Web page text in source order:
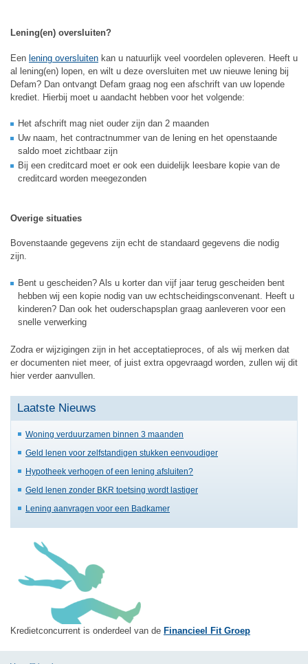
Lening(en) oversluiten?
Een lening oversluiten kan u natuurlijk veel voordelen opleveren. Heeft u
al lening(en) lopen, en wilt u deze oversluiten met uw nieuwe lening bij
Defam? Dan ontvangt Defam graag nog een afschrift van uw lopende
krediet. Hierbij moet u aandacht hebben voor het volgende:
Het afschrift mag niet ouder zijn dan 2 maanden
Uw naam, het contractnummer van de lening en het openstaande
saldo moet zichtbaar zijn
Bij een creditcard moet er ook een duidelijk leesbare kopie van de
creditcard worden meegezonden
Overige situaties
Bovenstaande gegevens zijn echt de standaard gegevens die nodig
zijn.
Bent u gescheiden? Als u korter dan vijf jaar terug gescheiden bent
hebben wij een kopie nodig van uw echtscheidingsconvenant. Heeft u
kinderen? Dan ook het ouderschapsplan graag aanleveren voor een
snelle verwerking
Zodra er wijzigingen zijn in het acceptatieproces, of als wij merken dat
er documenten niet meer, of juist extra opgevraagd worden, zullen wij dit
hier verder aanvullen.
Laatste Nieuws
Woning verduurzamen binnen 3 maanden
Geld lenen voor zelfstandigen stukken eenvoudiger
Hypotheek verhogen of een lening afsluiten?
Geld lenen zonder BKR toetsing wordt lastiger
Lening aanvragen voor een Badkamer
Kredietconcurrent is onderdeel van de Financieel Fit Groep